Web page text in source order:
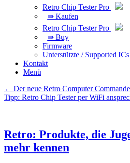
Retro Chip Tester Pro
⇛ Kaufen
Retro Chip Tester Pro
⇛ Buy
Firmware
Unterstützte / Supported ICs
Kontakt
Menü
Beitragsnavigation
← Der neue Retro Computer
Tipp: Retro Chip Tester per WiFi
Retro: Produkte, die
mehr kennen